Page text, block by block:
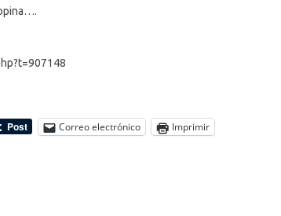
Correo electrónico Imprimir